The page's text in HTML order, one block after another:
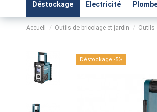
Déstockage Electricité
Accueil Outils de bricolage et jardin Outils
Déstockage -5%